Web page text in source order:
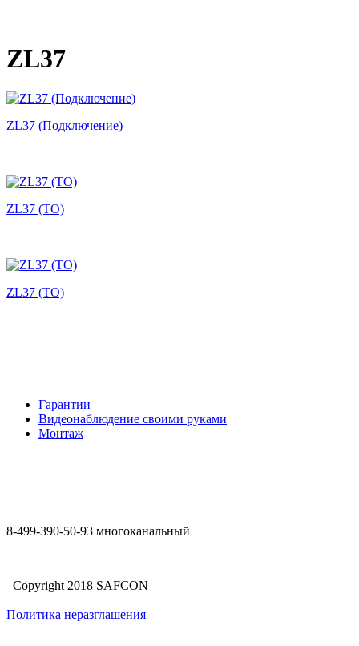
ZL37
ZL37 (Подключение)
ZL37 (ТО)
ZL37 (ТО)
Гарантии
Видеонаблюдение своими руками
Монтаж
8-499-390-50-93 многоканальный
Copyright 2018 SAFCON
Политика неразглашения